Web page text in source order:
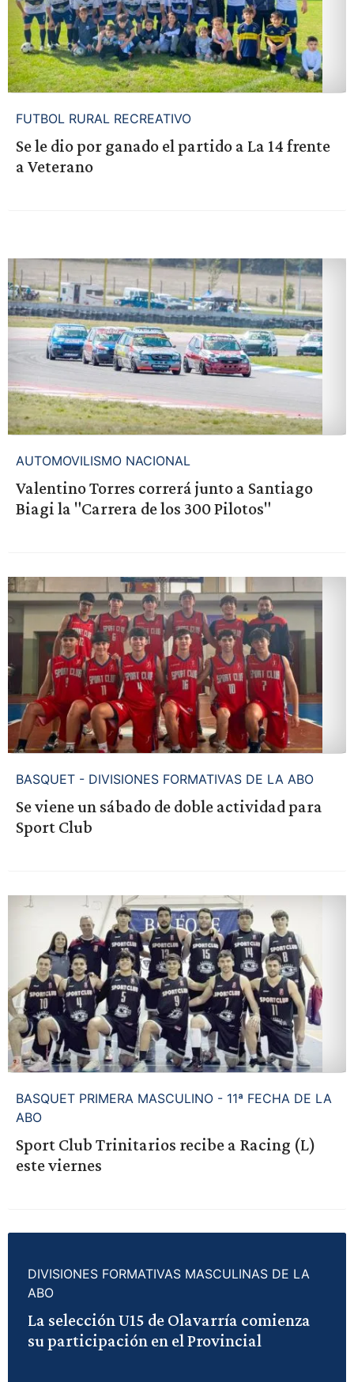
FUTBOL RURAL RECREATIVO
Se le dio por ganado el partido a La 14 frente
a Veterano
AUTOMOVILISMO NACIONAL
Valentino Torres correrá junto a Santiago
Biagi la "Carrera de los 300 Pilotos"
BASQUET - DIVISIONES FORMATIVAS DE LA ABO
Se viene un sábado de doble actividad para
Sport Club
BASQUET PRIMERA MASCULINO - 11ª FECHA DE LA
ABO
Sport Club Trinitarios recibe a Racing (L)
este viernes
DIVISIONES FORMATIVAS MASCULINAS DE LA
ABO
La selección U15 de Olavarría comienza
su participación en el Provincial